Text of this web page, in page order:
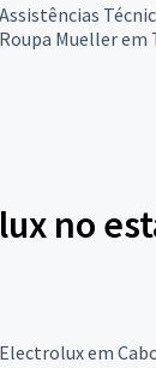
Assistências
Roupa Mueller em
no
Electrolux em